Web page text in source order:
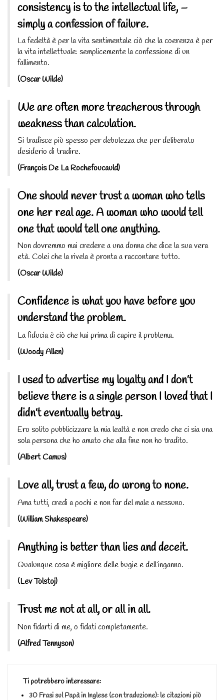
consistency is to the intellectual life, –
simply a confession of failure.
La fedeltà è per la vita sentimentale ciò che la coerenza è per
la vita intellettuale: semplicemente la confessione di un
fallimento.
(Oscar Wilde)
We are often more treacherous through
weakness than calculation.
Si tradisce più spesso per debolezza che per deliberato
desiderio di tradire.
(François De La Rochefoucauld)
One should never trust a woman who tells
one her real age. A woman who would tell
one that would tell one anything.
Non dovremmo mai credere a una donna che dice la sua vera
età. Colei che la rivela è pronta a raccontare tutto.
(Oscar Wilde)
Confidence is what you have before you
understand the problem.
La fiducia è ciò che hai prima di capire il problema.
(Woody Allen)
I used to advertise my loyalty and I don’t
believe there is a single person I loved that I
didn’t eventually betray.
Ero solito pubblicizzare la mia lealtà e non credo che ci sia una
sola persona che ho amato che alla fine non ho tradito.
(Albert Camus)
Love all, trust a few, do wrong to none.
Ama tutti, credi a pochi e non far del male a nessuno.
(William Shakespeare)
Anything is better than lies and deceit.
Qualunque cosa è migliore delle bugie e dell’inganno.
(Lev Tolstoj)
Trust me not at all, or all in all.
Non fidarti di me, o fidati completamente.
(Alfred Tennyson)
Ti potrebbero interessare:
30 Frasi sul Papà in Inglese (con traduzione): le citazioni più